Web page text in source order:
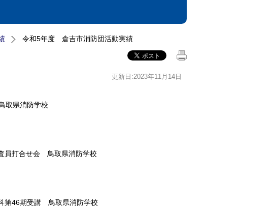
令和5年度 倉吉市消防団活動実績
更新日:2023年11月14日
取県消防学校
員打合せ会 鳥取県消防学校
第46期受講 鳥取県消防学校